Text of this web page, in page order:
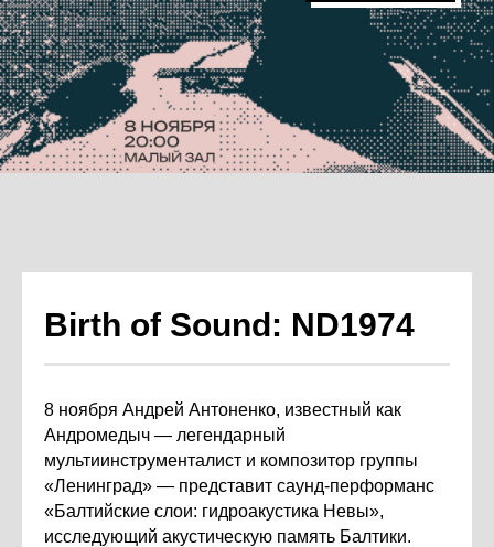
Birth of Sound: ND1974
8 ноября Андрей Антоненко, известный как
Андромедыч — легендарный
мультиинструменталист и композитор группы
«Ленинград» — представит саунд-перформанс
«Балтийские слои: гидроакустика Невы»,
исследующий акустическую память Балтики.